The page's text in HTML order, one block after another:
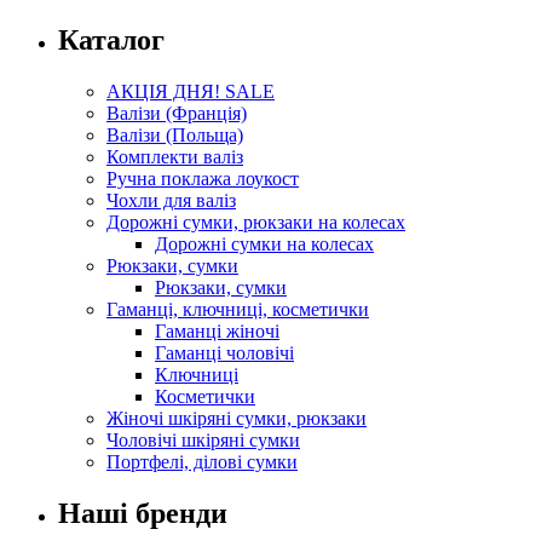
Каталог
АКЦІЯ ДНЯ! SALE
Валізи (Франція)
Валізи (Польща)
Комплекти валіз
Ручна поклажа лоукост
Чохли для валіз
Дорожні сумки, рюкзаки на колесах
Дорожні сумки на колесах
Рюкзаки, сумки
Рюкзаки, сумки
Гаманці, ключниці, косметички
Гаманці жіночі
Гаманці чоловічі
Ключниці
Косметички
Жіночі шкіряні сумки, рюкзаки
Чоловічі шкіряні сумки
Портфелі, ділові сумки
Наші бренди